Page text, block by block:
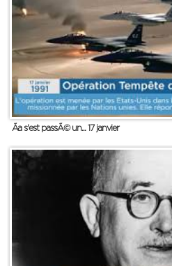
Ãa s'est passÃ© un... 17 janvier